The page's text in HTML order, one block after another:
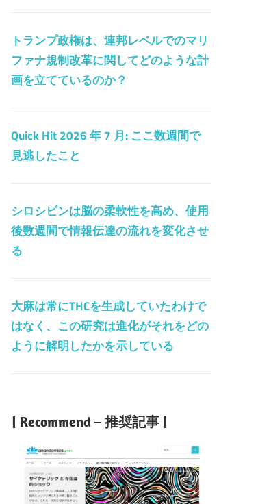
トランプ政権は、連邦レベルでのマリ
ファナ規制改革に関してどのような計
画を立てているのか？
Quick Hit 2026 年 7 月: ここ数週間で
見逃したこと
シロシビンは脳の柔軟性を高め、使用
後数週間で情報伝達の流れを変化させ
る
大麻は常にTHCを生成していたわけで
はなく、この研究は進化がそれをどの
ように解明したかを示している
| Recommend – 推奨記事 |